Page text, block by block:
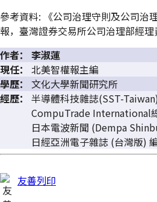
參考資料: 《公司治理守則及公司治
報，臺灣證券交易所公司治理部經
作者：
李淑蓮
現任：
北美智權報主編
學歷：
文化大學新聞研究所
經歷：
半導體科技雜誌(SST-
CompuTrade International
日本電波新聞 (Dempa
日經亞洲電子雜誌 (台灣版)
友善列印